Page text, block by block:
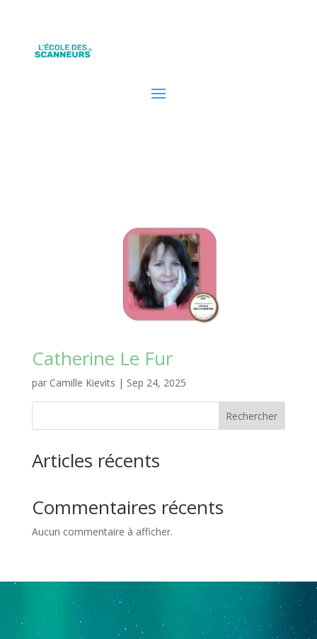
Catherine Le Fur
par Camille Kievits | Sep 24, 2025
Rechercher
Articles récents
Commentaires récents
Aucun commentaire à afficher.